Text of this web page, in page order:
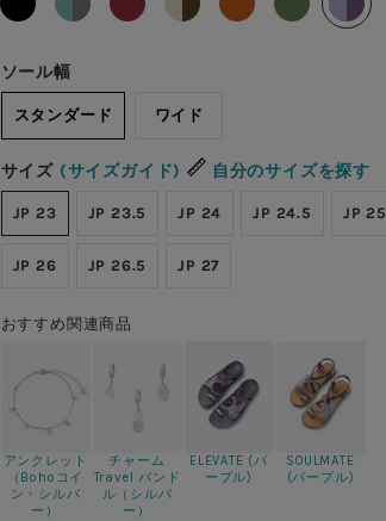
サイズ (サイズガイド) 自分のサイズを探す
JP 23 JP 23.5 JP 24 JP 24.5 JP 25
JP 26 JP 26.5 JP 27
ソール幅
スタンダード ワイド
おすすめ関連商品
アンクレット
（Bohoコイ
ン・シルバ
ー）
チャーム
Travel バンド
ル（シルバ
ー）
ELEVATE (パ
ープル)
SOULMATE
(パープル)